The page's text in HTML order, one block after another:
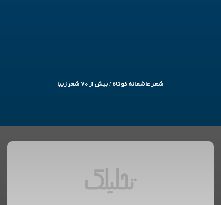
شعر عاشقانه کوتاه / بیش از ۷۰ شعر زیبا